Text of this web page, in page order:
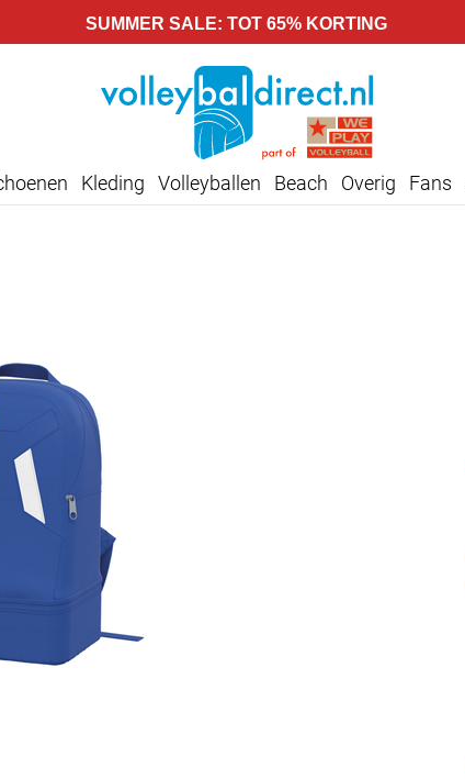
SUMMER SALE: TOT 65% KORTING
Kleding Volleyballen Beach Overig Fans